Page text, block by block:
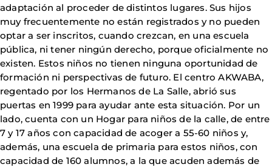
adaptación al proceder de distintos lugares. Sus hijos
muy frecuentemente no están registrados y no pueden
optar a ser inscritos, cuando crezcan, en una escuela
pública, ni tener ningún derecho, porque oficialmente no
existen. Estos niños no tienen ninguna oportunidad de
formación ni perspectivas de futuro. El centro AKWABA,
regentado por los Hermanos de La Salle, abrió sus
puertas en 1999 para ayudar ante esta situación. Por un
lado, cuenta con un Hogar para niños de la calle, de entre
7 y 17 años con capacidad de acoger a 55-60 niños y,
además, una escuela de primaria para estos niños, con
capacidad de 160 alumnos, a la que acuden además de